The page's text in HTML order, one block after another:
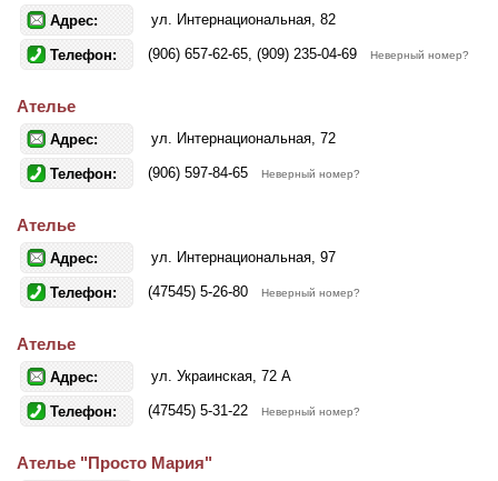
Адрес: ул. Интернациональная, 82
Телефон: (906) 657-62-65, (909) 235-04-69 Неверный номер?
Ателье
Адрес: ул. Интернациональная, 72
Телефон: (906) 597-84-65 Неверный номер?
Ателье
Адрес: ул. Интернациональная, 97
Телефон: (47545) 5-26-80 Неверный номер?
Ателье
Адрес: ул. Украинская, 72 А
Телефон: (47545) 5-31-22 Неверный номер?
Ателье "Просто Мария"